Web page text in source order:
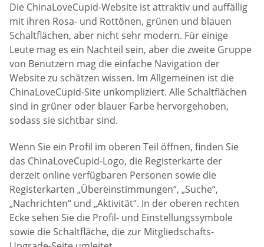
Die ChinaLoveCupid-Website ist attraktiv und auffällig
mit ihren Rosa- und Rottönen, grünen und blauen
Schaltflächen, aber nicht sehr modern. Für einige
Leute mag es ein Nachteil sein, aber die zweite Gruppe
von Benutzern mag die einfache Navigation der
Website zu schätzen wissen. Im Allgemeinen ist die
ChinaLoveCupid-Site unkompliziert. Alle Schaltflächen
sind in grüner oder blauer Farbe hervorgehoben,
sodass sie sichtbar sind.
Wenn Sie ein Profil im oberen Teil öffnen, finden Sie
das ChinaLoveCupid-Logo, die Registerkarte der
derzeit online verfügbaren Personen sowie die
Registerkarten „Übereinstimmungen“, „Suche“,
„Nachrichten“ und „Aktivität“. In der oberen rechten
Ecke sehen Sie die Profil- und Einstellungssymbole
sowie die Schaltfläche, die zur Mitgliedschafts-